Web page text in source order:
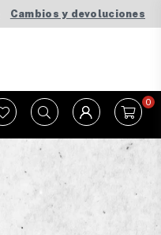
Cambios y devoluciones
0